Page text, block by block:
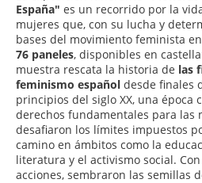
España" es un recorrido por la
mujeres que, con su lucha y
bases del movimiento feminista
76 paneles, disponibles en
muestra rescata la historia de las
feminismo español desde finales
principios del siglo XX, una época
derechos fundamentales para las
desafiaron los límites impuestos
camino en ámbitos como la
literatura y el activismo social.
acciones, sembraron las semillas